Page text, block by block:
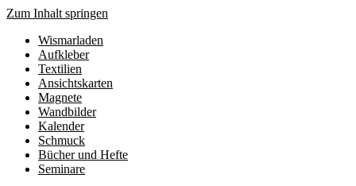
Zum Inhalt springen
Wismarladen
Aufkleber
Textilien
Ansichtskarten
Magnete
Wandbilder
Kalender
Schmuck
Bücher und Hefte
Seminare